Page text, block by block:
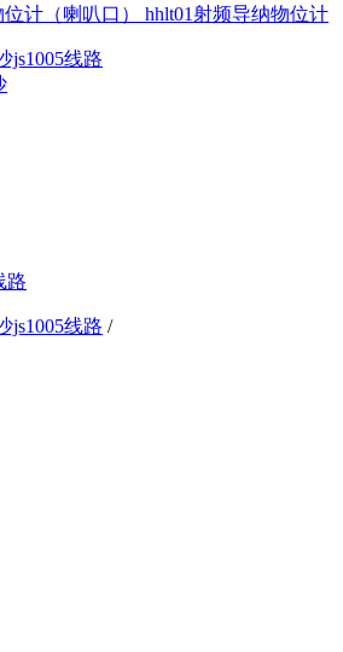
计（喇叭口） hhlt01射频导纳物位计
js1005线路
路
js1005线路 /